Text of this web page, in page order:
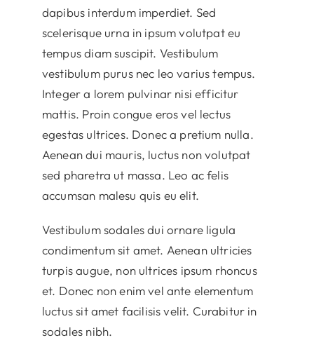
dapibus interdum imperdiet. Sed
scelerisque urna in ipsum volutpat eu
tempus diam suscipit. Vestibulum
vestibulum purus nec leo varius tempus.
Integer a lorem pulvinar nisi efficitur
mattis. Proin congue eros vel lectus
egestas ultrices. Donec a pretium nulla.
Aenean dui mauris, luctus non volutpat
sed pharetra ut massa. Leo ac felis
accumsan malesu quis eu elit.
Vestibulum sodales dui ornare ligula
condimentum sit amet. Aenean ultricies
turpis augue, non ultrices ipsum rhoncus
et. Donec non enim vel ante elementum
luctus sit amet facilisis velit. Curabitur in
sodales nibh.